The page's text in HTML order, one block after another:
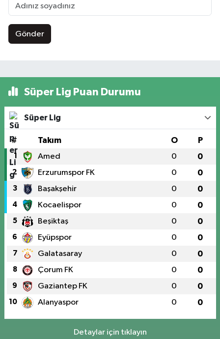
Gönder
Süper Lig Puan Durumu
Süper Lig
# Takım O P
1 Amed 0 0
2 Erzurumspor FK 0 0
3 Başakşehir 0 0
4 Kocaelispor 0 0
5 Beşiktaş 0 0
6 Eyüpspor 0 0
7 Galatasaray 0 0
8 Çorum FK 0 0
9 Gaziantep FK 0 0
10 Alanyaspor 0 0
Detaylar için tıklayın